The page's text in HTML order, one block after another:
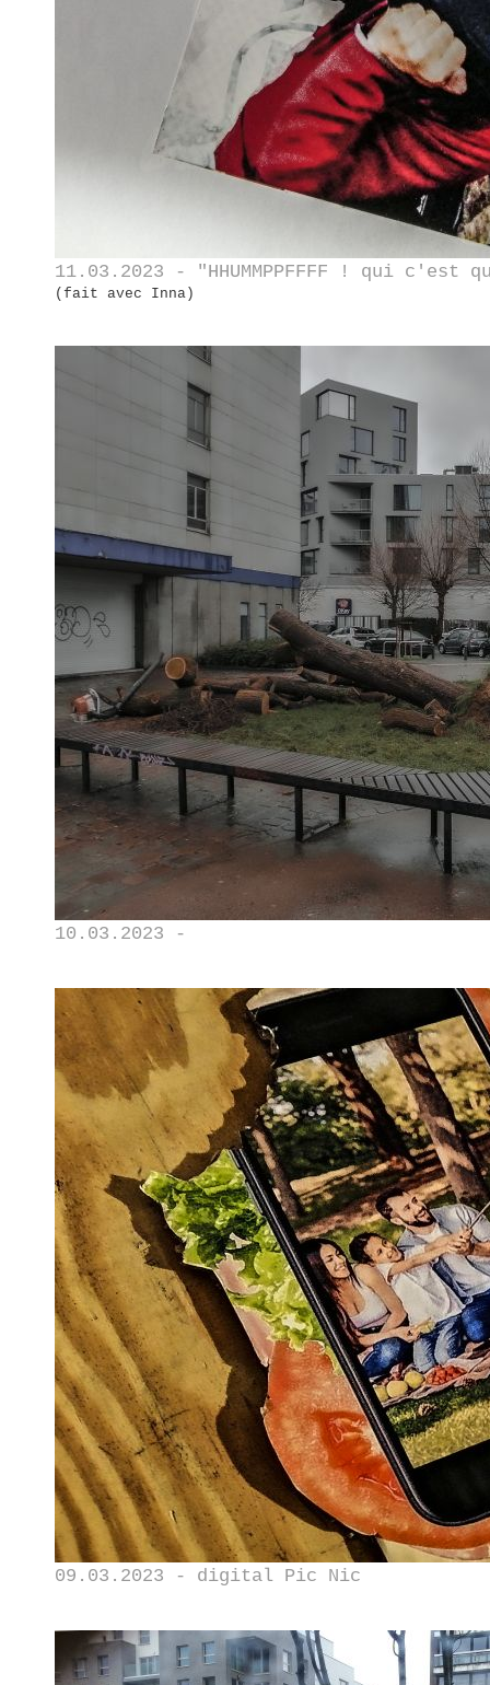
11.03.2023 - "HHUMMPPFFFF ! qui c'est
(fait avec Inna)
10.03.2023 -
09.03.2023 - digital Pic Nic